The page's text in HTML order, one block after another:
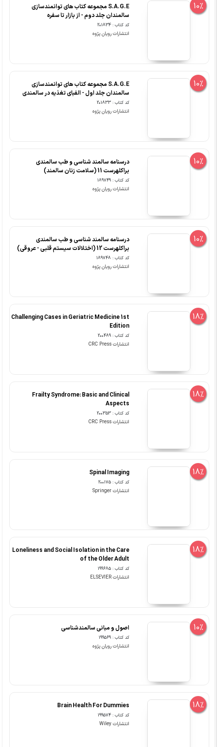
10%
S.A.G.E مجموعه کتاب های توانمندسازی
سالمندان جلد دوم - از بازار تا سفره
کد کتاب : 201834
انتشارات رویان پژوه
10%
S.A.G.E مجموعه کتاب های توانمندسازی
سالمندان جلد اول - الفبای تغذیه در سالمندی
کد کتاب : 201833
انتشارات رویان پژوه
10%
درسنامه سالمند شناسی و طب سالمندی
براکلهرست 11 (سلامت زنان سالمند)
کد کتاب : 189749
انتشارات رویان پژوه
10%
درسنامه سالمند شناسی و طب سالمندی
براکلهرست 12 (اختلالات سیستم قلبی - عروقی)
کد کتاب : 189748
انتشارات رویان پژوه
18%
Challenging Cases in Geriatric Medicine 1st
Edition
کد کتاب : 200489
انتشارات CRC Press
18%
Frailty Syndrome: Basic and Clinical
Aspects
کد کتاب : 200353
انتشارات CRC Press
18%
Spinal Imaging
کد کتاب : 200175
انتشارات Springer
18%
Loneliness and Social Isolation in the Care
of the Older Adult
کد کتاب : 199685
انتشارات ELSEVIER
10% اصول و مبانی سالمندشناسی
کد کتاب : 199569
انتشارات رویان پژوه
18%
Brain Health For Dummies
کد کتاب : 199574
انتشارات Wiley